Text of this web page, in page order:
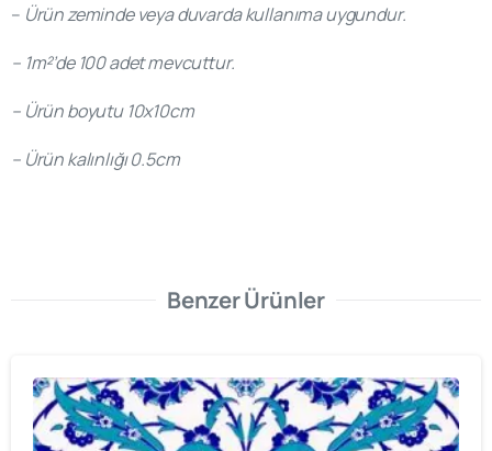
– Ürün zeminde veya duvarda kullanıma uygundur.
– 1m²’de 100 adet mevcuttur.
– Ürün boyutu 10x10cm
– Ürün kalınlığı 0.5cm
Benzer Ürünler